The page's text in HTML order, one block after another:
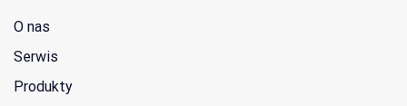
O nas
Serwis
Produkty